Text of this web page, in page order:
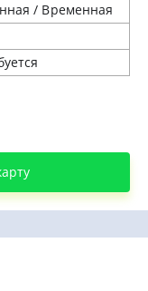
/ Временная